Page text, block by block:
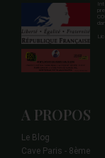
A PROPOS
Le Blog
Cave Paris - 8ème